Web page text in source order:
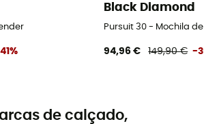
Black Diamond
Pursuit 30 - Mochila
94,96 € 149,90 € -
de calçado,